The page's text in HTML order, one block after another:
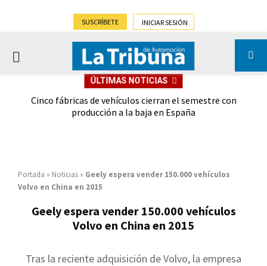
SUSCRÍBETE INICIAR SESIÓN
PRIMARY
ÚLTIMAS NOTICIAS
Cinco fábricas de vehículos cierran el semestre con
producción a la baja en España
Portada » Noticias » Geely espera vender 150.000 vehículos
Volvo en China en 2015
Geely espera vender 150.000 vehículos
Volvo en China en 2015
Tras la reciente adquisición de Volvo, la empresa